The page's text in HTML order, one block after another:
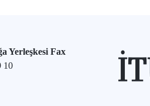
Yerleşkesi Fax
10